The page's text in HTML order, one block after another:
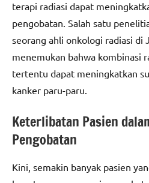
terapi radiasi dapat
pengobatan. Salah satu
seorang ahli onkologi radiasi di
menemukan bahwa kombinasi
tertentu dapat meningkatkan
kanker paru-paru.
Keterlibatan Pasien
Pengobatan
Kini, semakin banyak pasien